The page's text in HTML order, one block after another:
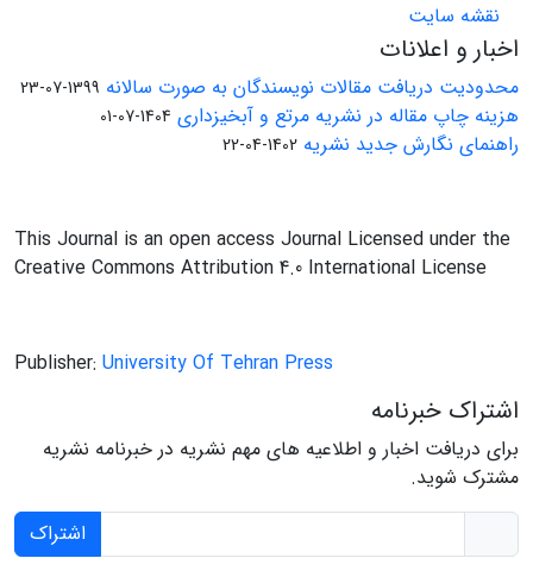
نقشه سایت
اخبار و اعلانات
محدودیت دریافت مقالات نویسندگان به صورت سالانه 1399-07-23
هزینه چاپ مقاله در نشریه مرتع و آبخیزداری 1404-07-01
راهنمای نگارش جدید نشریه 1402-04-22
This Journal is an open access Journal Licensed under the
Creative Commons Attribution 4.0 International License
Publisher: University Of Tehran Press
اشتراک خبرنامه
برای دریافت اخبار و اطلاعیه های مهم نشریه در خبرنامه نشریه
مشترک شوید.
اشتراک